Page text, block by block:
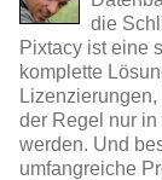
die
Pixtacy ist eine
komplette
der Regel nur
werden. Und
umfangreiche